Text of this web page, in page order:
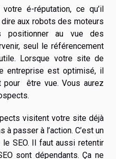
é-réputation, ce qu’il
aux robots des moteurs
positionner au vue des
seul le référencement
Lorsque votre site de
entreprise est optimisé, il
pour être vue. Vous aurez
visitent votre site déjà
passer à l’action. C’est un
le SEO. Il faut aussi retentir
sont dépendants. Ça ne